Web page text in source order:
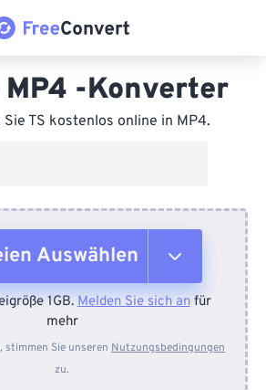
-Konverter
TS kostenlos online in MP4.
Auswählen
Gerät
Dropbox
1GB.Melden Sie sich anfür
mehr
stimmen Sie unseren Nutzungsbedingungen
zu.